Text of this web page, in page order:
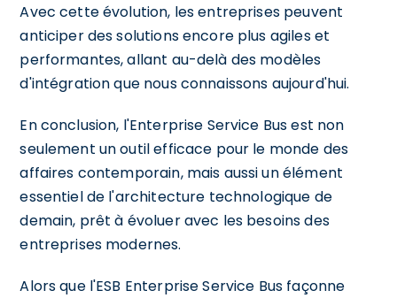
Avec cette évolution, les entreprises peuvent
anticiper des solutions encore plus agiles et
performantes, allant au-delà des modèles
d'intégration que nous connaissons aujourd'hui.
En conclusion, l'Enterprise Service Bus est non
seulement un outil efficace pour le monde des
affaires contemporain, mais aussi un élément
essentiel de l'architecture technologique de
demain, prêt à évoluer avec les besoins des
entreprises modernes.
Alors que l'ESB Enterprise Service Bus façonne